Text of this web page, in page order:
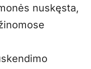
nuskęsta,